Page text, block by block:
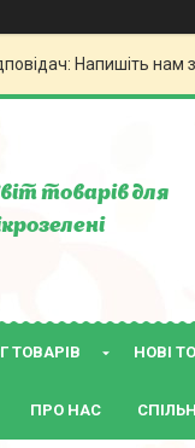
Напишіть нам
товарів для
ТОВАРІВ НОВІ
ПРО НАС